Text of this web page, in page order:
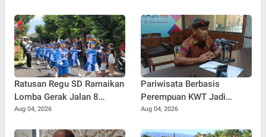
Ratusan Regu SD Ramaikan
Lomba Gerak Jalan 8
Kilometer di Buleleng
Aug 04, 2026
Pariwisata Berbasis
Perempuan KWT Jadi
Motor Penggerak Ekonomi
Aug 04, 2026